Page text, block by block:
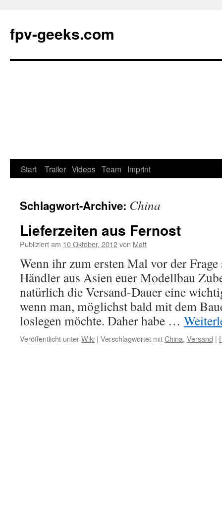
fpv-geeks.com
Springe
Inhalt
Start Trailer Videos Team Imprint
Schlagwort-Archive: China
Lieferzeiten aus Fernost
Publiziert am 10 Oktober, 2012von Matt
Wenn ihr zum ersten Mal vor der Frage
Händler aus Asien euer Modellbau
natürlich die Versand-Dauer eine
wenn man, möglichst bald mit dem
loslegen möchte. Daher habe …
Veröffentlicht unterWiki | Verschlagwortet mitChina, Versand |